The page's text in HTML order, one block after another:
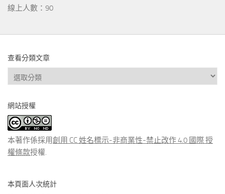
線上人數：90
查看分類文章
查
看
類
文
章
網站授權
本著作係採用創用 CC 姓名標示-非商業性-禁止改作 4.0 國際 授
權條款授權.
本頁面人次統計